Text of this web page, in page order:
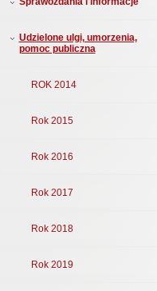
Udzielone ulgi, umorzenia,
pomoc publiczna
ROK 2014
Rok 2015
Rok 2016
Rok 2017
Rok 2018
Rok 2019